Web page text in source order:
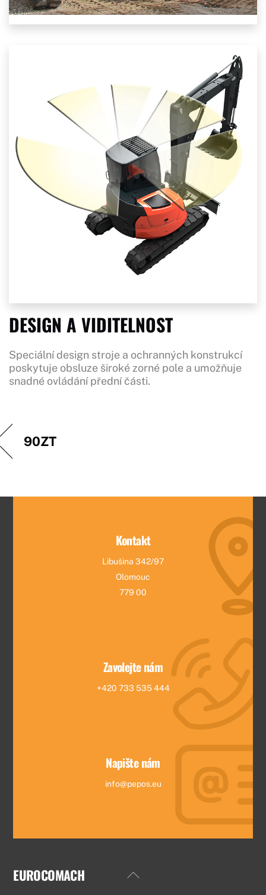
DESIGN A VIDITELNOST
Speciální design stroje a ochranných konstrukcí
poskytuje obsluze široké zorné pole a umožňuje
snadné ovládání přední části.
90ZT
Kontakt
Libušina 342/97
Olomouc
779 00
Zavolejte nám
+420 733 535 444
Napište nám
info@pepos.eu
Back
EUROCOMACH